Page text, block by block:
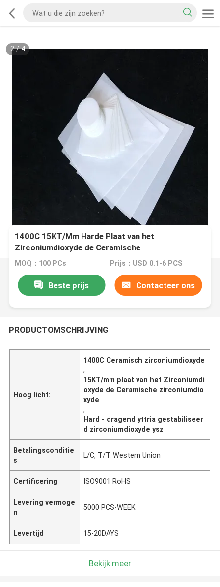
2/4
1400C 15KT/Mm Harde Plaat van het
Zirconiumdioxyde de Ceramische
Zirconiumdioxyde - dragend Yttria Gestabiliseerd
MOQ：100 PCs Prijs：USD 0.1-6 PCS
Beste prijs Contacteer ons
PRODUCTOMSCHRIJVING
Hoog licht:
1400C Ceramisch zirconiumdioxyde
,
15KT/mm plaat van het Zirconiumdi
oxyde de Ceramische zirconiumdio
xyde
,
Hard - dragend yttria gestabiliseer
d zirconiumdioxyde ysz
Betalingsconditie
s
L/C, T/T, Western Union
Certificering ISO9001 RoHS
Levering vermoge
n
5000 PCS-WEEK
Levertijd 15-20DAYS
Bekijk meer